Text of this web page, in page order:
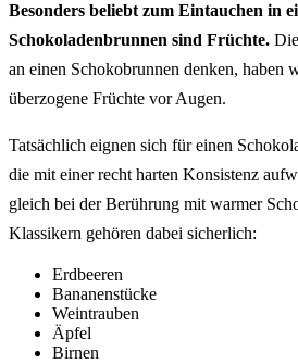
Besonders beliebt zum Eintauchen in
Schokoladenbrunnen sind Früchte.
an einen Schokobrunnen denken, haben
überzogene Früchte vor Augen.
Tatsächlich eignen sich für einen
die mit einer recht harten Konsistenz
gleich bei der Berührung mit warmer
Klassikern gehören dabei sicherlich:
Erdbeeren
Bananenstücke
Weintrauben
Äpfel
Birnen